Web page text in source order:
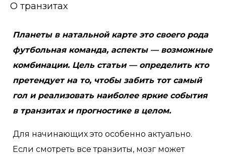
О транзитах
Планеты в натальной карте это своего рода
футбольная команда, аспекты — возможные
комбинации. Цель статьи — определить кто
претендует на то, чтобы забить тот самый
гол и реализовать наиболее яркие события
в транзитах и прогностике в целом.
Для начинающих это особенно актуально.
Если смотреть все транзиты, мозг может